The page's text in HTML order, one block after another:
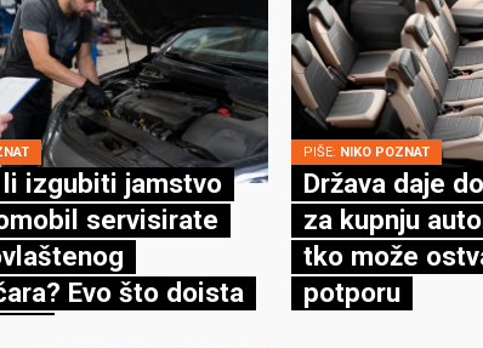
izgubiti jamstvo
servisirate
Evo što doista
PIŠE: NIKO POZNAT
Država daje
za kupnju
tko može
potporu